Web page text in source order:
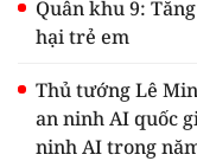
Quân khu 9:
hại trẻ em
Thủ tướng Lê
an ninh AI quốc
ninh AI trong